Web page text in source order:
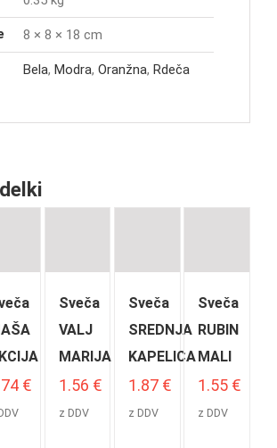
8 × 8 × 18 cm
Bela, Modra, Oranžna, Rdeča
€
Sveča
VALJ
MARIJA
1.56 €
z DDV
Sveča
SREDNJA
KAPELICA
1.87 €
z DDV
Sveča
RUBIN
MALI
1.55 €
z DDV